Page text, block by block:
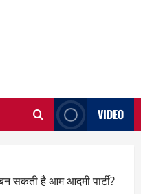
VIDEO
सकती है आम आदमी पार्टी?